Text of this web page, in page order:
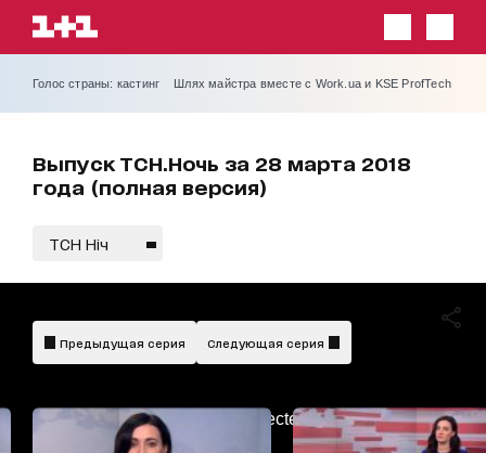
Голос страны: кастинг Шлях майстра вместе с Work.ua и KSE ProfTech
Выпуск ТСН.Ночь за 28 марта 2018
года (полная версия)
ТСН Ніч
AdBlockDetected!
Предыдущая серия Следующая серия